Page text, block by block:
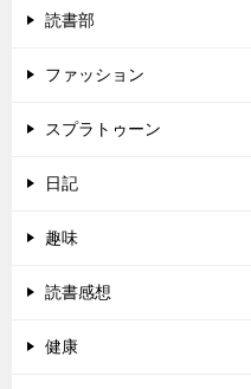
読書部
ファッション
スプラトゥーン
日記
趣味
読書感想
健康